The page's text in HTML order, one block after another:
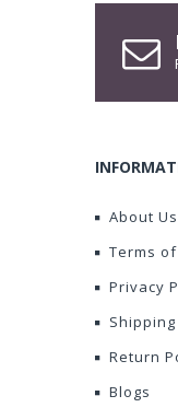
About Us
Terms
Privacy
Return
Blogs